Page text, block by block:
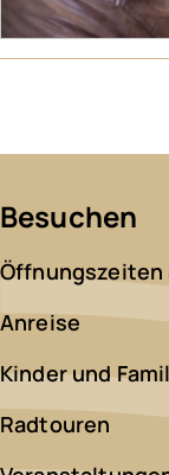
Besuchen
Öffnungszeiten
Anreise
Kinder und
Radtouren